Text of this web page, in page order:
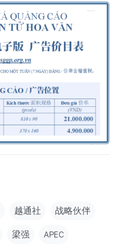
越通社 战略伙伴
梁强 APEC